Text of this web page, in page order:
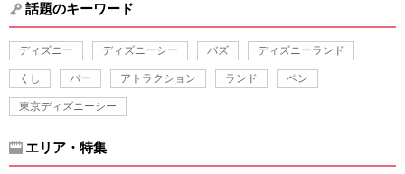
話題のキーワード
ディズニー ディズニーシー バズ ディズニーランド
くし バー アトラクション ランド ペン
東京ディズニーシー
エリア・特集